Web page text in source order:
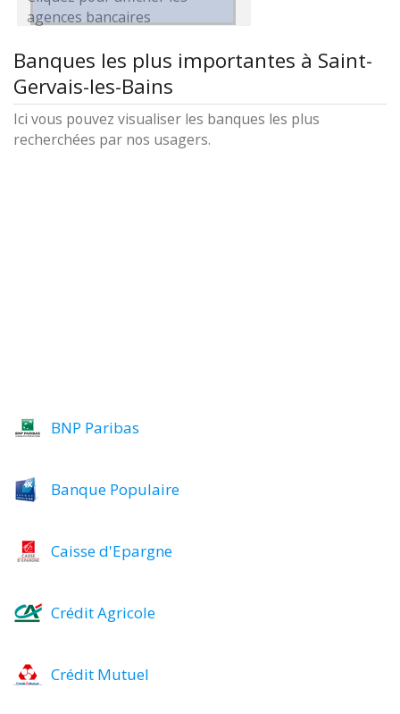
agences bancaires
Banques les plus importantes à Saint-
Gervais-les-Bains
Ici vous pouvez visualiser les banques les plus
recherchées par nos usagers.
BNP Paribas
Banque Populaire
Caisse d'Epargne
Crédit Agricole
Crédit Mutuel